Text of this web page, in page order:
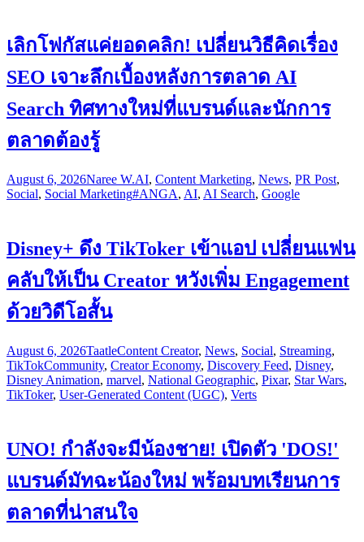
เลิกโฟกัสแค่ยอดคลิก! เปลี่ยนวิธีคิดเรื่อง
SEO เจาะลึกเบื้องหลังการตลาด AI
Search ทิศทางใหม่ที่แบรนด์และนักการ
ตลาดต้องรู้
August 6, 2026Naree W.AI, Content Marketing, News, PR Post,
Social, Social Marketing#ANGA, AI, AI Search, Google
Disney+ ดึง TikToker เข้าแอป เปลี่ยนแฟน
คลับให้เป็น Creator หวังเพิ่ม Engagement
ด้วยวิดีโอสั้น
August 6, 2026TaatleContent Creator, News, Social, Streaming,
TikTokCommunity, Creator Economy, Discovery Feed, Disney,
Disney Animation, marvel, National Geographic, Pixar, Star Wars,
TikToker, User-Generated Content (UGC), Verts
UNO! กำลังจะมีน้องชาย! เปิดตัว 'DOS!'
แบรนด์มัทฉะน้องใหม่ พร้อมบทเรียนการ
ตลาดที่น่าสนใจ